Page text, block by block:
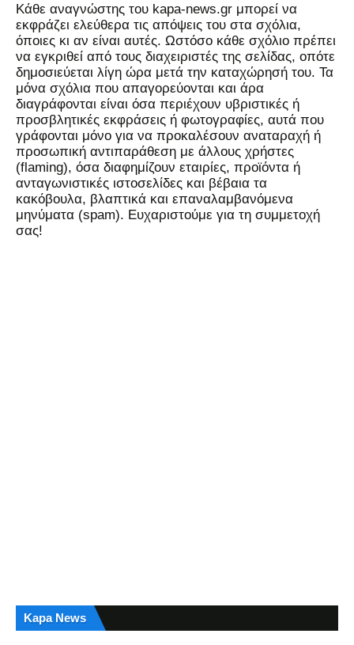
Kάθε αναγνώστης του kapa-news.gr μπορεί να
εκφράζει ελεύθερα τις απόψεις του στα σχόλια,
όποιες κι αν είναι αυτές. Ωστόσο κάθε σχόλιο πρέπει
να εγκριθεί από τους διαχειριστές της σελίδας, οπότε
δημοσιεύεται λίγη ώρα μετά την καταχώρησή του. Τα
μόνα σχόλια που απαγορεύονται και άρα
διαγράφονται είναι όσα περιέχουν υβριστικές ή
προσβλητικές εκφράσεις ή φωτογραφίες, αυτά που
γράφονται μόνο για να προκαλέσουν αναταραχή ή
προσωπική αντιπαράθεση με άλλους χρήστες
(flaming), όσα διαφημίζουν εταιρίες, προϊόντα ή
ανταγωνιστικές ιστοσελίδες και βέβαια τα
κακόβουλα, βλαπτικά και επαναλαμβανόμενα
μηνύματα (spam). Ευχαριστούμε για τη συμμετοχή
σας!
Kapa News